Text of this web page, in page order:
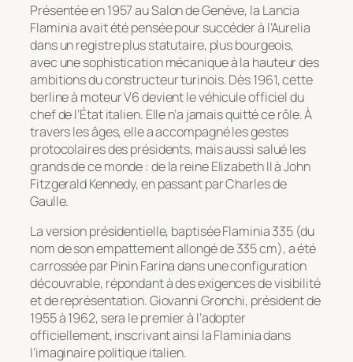
Présentée en 1957 au Salon de Genève, la Lancia
Flaminia avait été pensée pour succéder à l’Aurelia
dans un registre plus statutaire, plus bourgeois,
avec une sophistication mécanique à la hauteur des
ambitions du constructeur turinois. Dès 1961, cette
berline à moteur V6 devient le véhicule officiel du
chef de l’État italien. Elle n’a jamais quitté ce rôle. À
travers les âges, elle a accompagné les gestes
protocolaires des présidents, mais aussi salué les
grands de ce monde : de la reine Elizabeth II à John
Fitzgerald Kennedy, en passant par Charles de
Gaulle.
La version présidentielle, baptisée Flaminia 335 (du
nom de son empattement allongé de 335 cm), a été
carrossée par Pinin Farina dans une configuration
découvrable, répondant à des exigences de visibilité
et de représentation. Giovanni Gronchi, président de
1955 à 1962, sera le premier à l’adopter
officiellement, inscrivant ainsi la Flaminia dans
l’imaginaire politique italien.